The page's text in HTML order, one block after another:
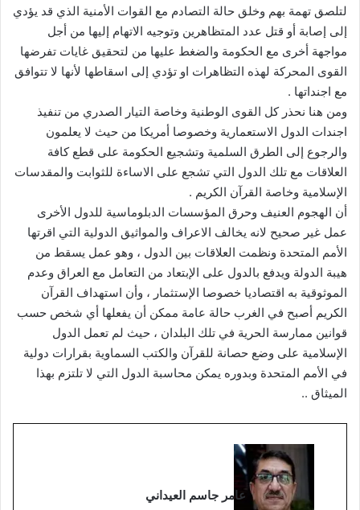
لتلصق تهمة بهم وخلق حالة التصادم مع القوات الأمنية الذي قد يؤدي
إلى إصابة أو قتل عدد المتظاهرين وتوجيه الاتهام إليها من أجل
مواجهة أخرى مع الحكومة والضغط عليها من لتحقيق غايات تفرضها
القوى المحركة لهذه التظاهرات او تؤدي إلى اسقاطها لأنها لا تتوافق
مع اجنداتها .
ومن هنا نحذر كل القوى الوطنية وخاصة التيار الصدري من تنفيذ
اجندات الدول الاستعمارية وخصوصا أمريكا من حيث لا يعلمون
والرجوع إلى الطرق السلمية وتشجيع الحكومة على قطع كافة
العلاقات مع تلك الدول التي تشجع على الاساءة للثوابت والمقدسات
الإسلامية وخاصة القرآن الكريم .
أن الهجوم العنيف وحرق المؤسسات الدبلوماسية للدول الأخرى
عمل غير صحيح لانه يخالف الاعراف والمواثيق الدولية التي اقرتها
الأمم المتحدة ونظمت العلاقات بين الدول ، وهو عمل يسقط من
هيبة الدولة ويدفع بالدول على الإبتعاد من التعامل مع العراق وعدم
الموثوقية به اقتصاديا خصوصا الإستثمار ، وأن استهداف القرآن
الكريم أصبح في الغرب حالة عامة ممكن أن يفعلها أي شخص حسب
قوانين ممارسة الحرية في تلك البلدان ، حيث لم تعمل الدول
الإسلامية على وضع حصانة للقرآن والكتب السماوية بقرارات دولية
في الأمم المتحدة وبدوره يمكن محاسبة الدول التي لا تلتزم بهذا
الميثاق ..
عامر جاسم العيداني